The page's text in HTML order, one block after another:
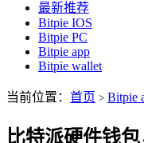
最新推荐
Bitpie IOS
Bitpie PC
Bitpie app
Bitpie wallet
当前位置： 首页 > Bitpie
比特派硬件钱